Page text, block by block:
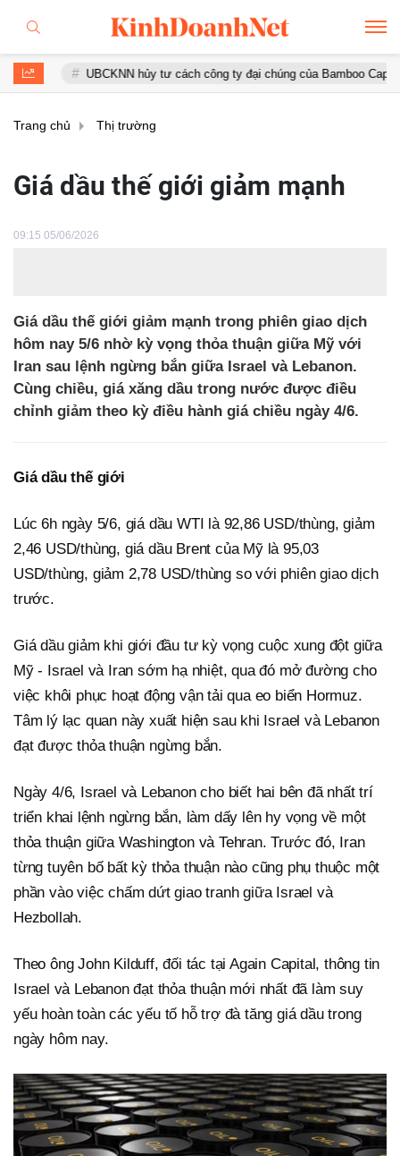
UBCKNN hủy tư cách công ty đại chúng của Bamboo Capital và BCG
Trang chủ Thị trường
Giá dầu thế giới giảm mạnh
09:15 05/06/2026
Giá dầu thế giới giảm mạnh trong phiên giao dịch
hôm nay 5/6 nhờ kỳ vọng thỏa thuận giữa Mỹ với
Iran sau lệnh ngừng bắn giữa Israel và Lebanon.
Cùng chiều, giá xăng dầu trong nước được điều
chỉnh giảm theo kỳ điều hành giá chiều ngày 4/6.
Giá dầu thế giới
Lúc 6h ngày 5/6, giá dầu WTI là 92,86 USD/thùng, giảm
2,46 USD/thùng, giá dầu Brent của Mỹ là 95,03
USD/thùng, giảm 2,78 USD/thùng so với phiên giao dịch
trước.
Giá dầu giảm khi giới đầu tư kỳ vọng cuộc xung đột giữa
Mỹ - Israel và Iran sớm hạ nhiệt, qua đó mở đường cho
việc khôi phục hoạt động vận tải qua eo biển Hormuz.
Tâm lý lạc quan này xuất hiện sau khi Israel và Lebanon
đạt được thỏa thuận ngừng bắn.
Ngày 4/6, Israel và Lebanon cho biết hai bên đã nhất trí
triển khai lệnh ngừng bắn, làm dấy lên hy vọng về một
thỏa thuận giữa Washington và Tehran. Trước đó, Iran
từng tuyên bố bất kỳ thỏa thuận nào cũng phụ thuộc một
phần vào việc chấm dứt giao tranh giữa Israel và
Hezbollah.
Theo ông John Kilduff, đối tác tại Again Capital, thông tin
Israel và Lebanon đạt thỏa thuận mới nhất đã làm suy
yếu hoàn toàn các yếu tố hỗ trợ đà tăng giá dầu trong
ngày hôm nay.